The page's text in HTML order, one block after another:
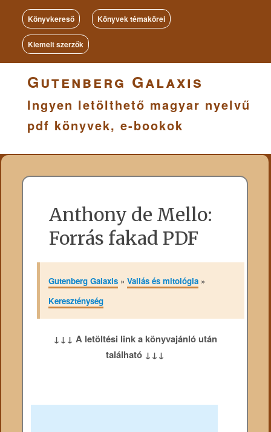
Könyvkereső Könyvek témakörei
Kiemelt szerzők
Gutenberg Galaxis
Ingyen letölthető magyar nyelvű
pdf könyvek, e-bookok
Anthony de Mello:
Forrás fakad PDF
Gutenberg Galaxis» Vallás és mitológia»
Kereszténység
↓↓↓ A letöltési link a könyvajánló után
található ↓↓↓